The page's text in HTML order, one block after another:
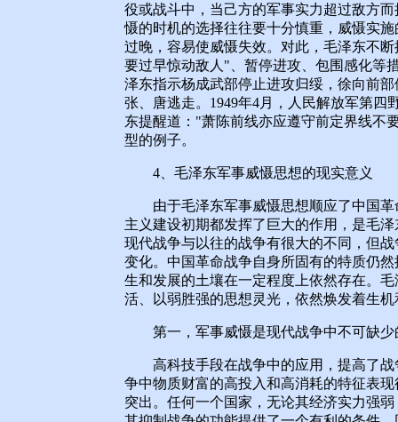
役或战斗中，当己方的军事实力超过敌方
慑的时机的选择往往要十分慎重，威慑实
过晚，容易使威慑失效。对此，毛泽东不
要过早惊动敌人"、暂停进攻、包围感化等
泽东指示杨成武部停止进攻归绥，徐向前
张、唐逃走。1949年4月，人民解放军第
东提醒道："萧陈前线亦应遵守前定界线不
型的例子。
4、毛泽东军事威慑思想的现实意义
由于毛泽东军事威慑思想顺应了中国革
主义建设初期都发挥了巨大的作用，是毛
现代战争与以往的战争有很大的不同，但
变化。中国革命战争自身所固有的特质仍
生和发展的土壤在一定程度上依然存在。
活、以弱胜强的思想灵光，依然焕发着生机
第一，军事威慑是现代战争中不可缺少
高科技手段在战争中的应用，提高了战
争中物质财富的高投入和高消耗的特征表
突出。任何一个国家，无论其经济实力强